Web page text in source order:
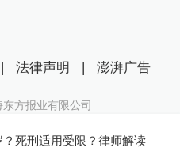
？死刑适用受限？律师解读
法律声明 | 澎湃广告
东方报业有限公司
| 沪ICP备14003370号
可证：31120170006